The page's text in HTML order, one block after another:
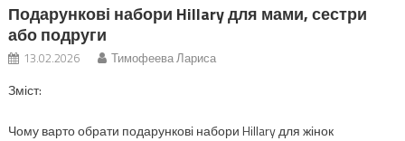
Подарункові набори Hillary для мами, сестри
або подруги
13.02.2026 Тимофеева Лариса
Зміст:
Чому варто обрати подарункові набори Hillary для жінок